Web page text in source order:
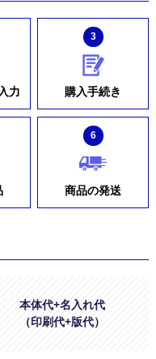
力
3
購入手続き
6
商品の発送
本体代+名入れ代
（印刷代+版代）